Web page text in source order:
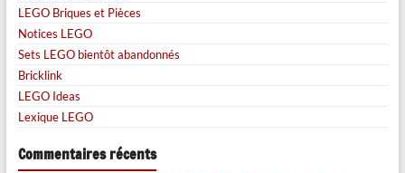
LEGO Briques et Pièces
Notices LEGO
Sets LEGO bientôt abandonnés
Bricklink
LEGO Ideas
Lexique LEGO
Commentaires récents